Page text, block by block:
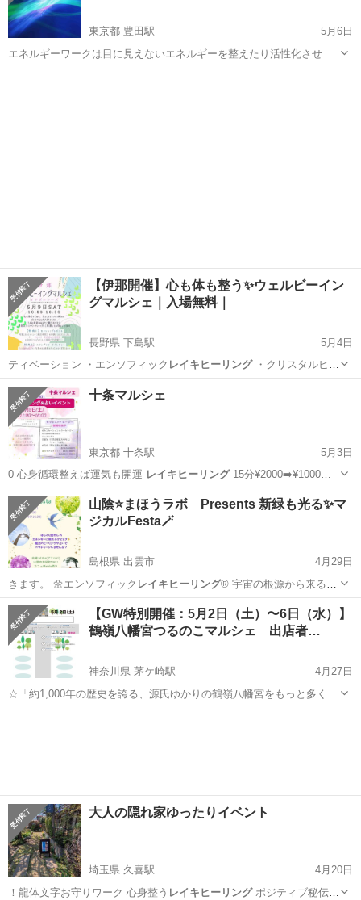
東京都 豊田駅
5月6日
エネルギーワークは目に見えないエネルギーを整えたり活性化させた
【伊那開催】心も体も整う✨ウェルビーイン
グマルシェ｜入場無料｜
長野県 下島駅
5月4日
ティベーション ・エンソフィック レイキヒーリング・クリスタルヒー
リング ・チャ…
長野 伊那市 下島駅
十条マルシェ
東京都 十条駅
5月3日
0 心身循環整えば運気も開運 レイキヒーリング15分¥2000➡️¥1000…
東京 北区 十条駅 その他
山陰⭐️まほうラボ Presents 新緑も光る✨マ
ジカルFesta🪄
島根県 出雲市
4月29日
きます。 🌼エンソフィック レイキヒーリング®︎ 宇宙の根源から来るエ
ネル…
島根 その他 山陰
【GW特別開催：5月2日（土）〜6日（水）】
鶴嶺八幡宮つるのこマルシェ 出店者…
神奈川県 茅ケ崎駅
4月27日
☆「約1,000年の歴史を誇る、源氏ゆかりの鶴嶺八幡宮をもっと多くの
大人の隠れ家ゆったりイベント
埼玉県 久喜駅
4月20日
！龍体文字お守りワーク 心身整う レイキヒーリングポジティブ秘伝の